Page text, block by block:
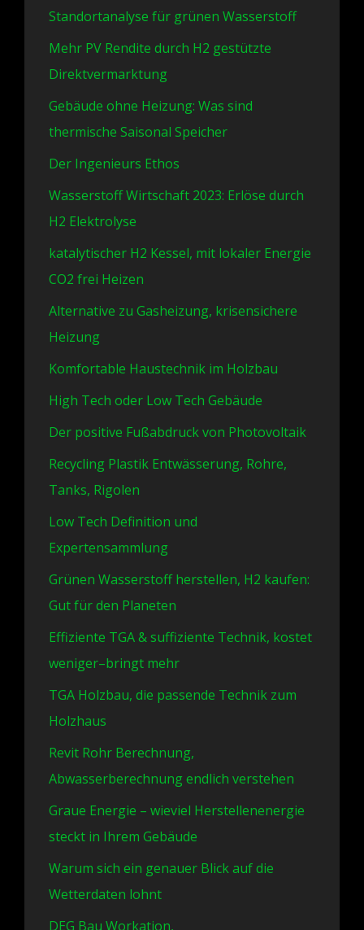
Standortanalyse für grünen Wasserstoff
Mehr PV Rendite durch H2 gestützte
Direktvermarktung
Gebäude ohne Heizung: Was sind
thermische Saisonal Speicher
Der Ingenieurs Ethos
Wasserstoff Wirtschaft 2023: Erlöse durch
H2 Elektrolyse
katalytischer H2 Kessel, mit lokaler Energie
CO2 frei Heizen
Alternative zu Gasheizung, krisensichere
Heizung
Komfortable Haustechnik im Holzbau
High Tech oder Low Tech Gebäude
Der positive Fußabdruck von Photovoltaik
Recycling Plastik Entwässerung, Rohre,
Tanks, Rigolen
Low Tech Definition und
Expertensammlung
Grünen Wasserstoff herstellen, H2 kaufen:
Gut für den Planeten
Effiziente TGA & suffiziente Technik, kostet
weniger–bringt mehr
TGA Holzbau, die passende Technik zum
Holzhaus
Revit Rohr Berechnung,
Abwasserberechnung endlich verstehen
Graue Energie – wieviel Herstellenenergie
steckt in Ihrem Gebäude
Warum sich ein genauer Blick auf die
Wetterdaten lohnt
DEG Bau Workation,